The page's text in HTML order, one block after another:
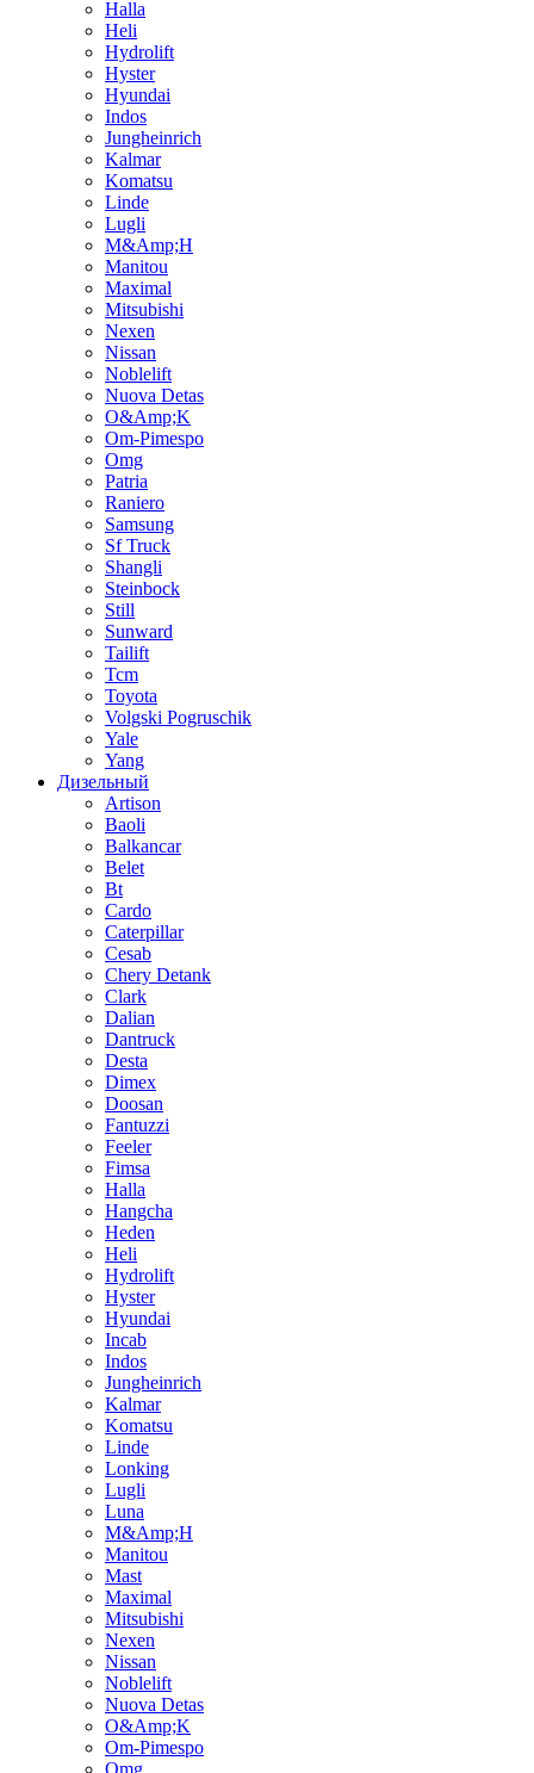
Halla
Heli
Hydrolift
Hyster
Hyundai
Indos
Jungheinrich
Kalmar
Komatsu
Linde
Lugli
M&Amp;H
Manitou
Maximal
Mitsubishi
Nexen
Nissan
Noblelift
Nuova Detas
O&Amp;K
Om-Pimespo
Omg
Patria
Raniero
Samsung
Sf Truck
Shangli
Steinbock
Still
Sunward
Tailift
Tcm
Toyota
Volgski Pogruschik
Yale
Yang
Дизельный
Artison
Baoli
Balkancar
Belet
Bt
Cardo
Caterpillar
Cesab
Chery Detank
Clark
Dalian
Dantruck
Desta
Dimex
Doosan
Fantuzzi
Feeler
Fimsa
Halla
Hangcha
Heden
Heli
Hydrolift
Hyster
Hyundai
Incab
Indos
Jungheinrich
Kalmar
Komatsu
Linde
Lonking
Lugli
Luna
M&Amp;H
Manitou
Mast
Maximal
Mitsubishi
Nexen
Nissan
Noblelift
Nuova Detas
O&Amp;K
Om-Pimespo
Omg